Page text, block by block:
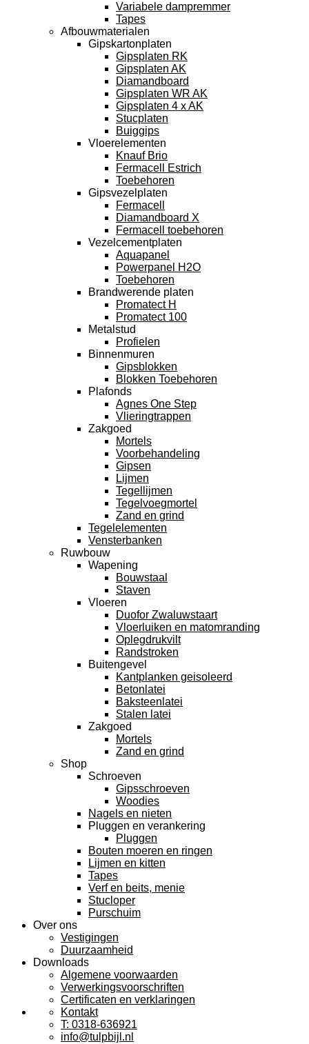
Variabele dampremmer
Tapes
Afbouwmaterialen
Gipskartonplaten
Gipsplaten RK
Gipsplaten AK
Diamandboard
Gipsplaten WR AK
Gipsplaten 4 x AK
Stucplaten
Buiggips
Vloerelementen
Knauf Brio
Fermacell Estrich
Toebehoren
Gipsvezelplaten
Fermacell
Diamandboard X
Fermacell toebehoren
Vezelcementplaten
Aquapanel
Powerpanel H2O
Toebehoren
Brandwerende platen
Promatect H
Promatect 100
Metalstud
Profielen
Binnenmuren
Gipsblokken
Blokken Toebehoren
Plafonds
Agnes One Step
Vlieringtrappen
Zakgoed
Mortels
Voorbehandeling
Gipsen
Lijmen
Tegellijmen
Tegelvoegmortel
Zand en grind
Tegelelementen
Vensterbanken
Ruwbouw
Wapening
Bouwstaal
Staven
Vloeren
Duofor Zwaluwstaart
Vloerluiken en matomranding
Oplegdrukvilt
Randstroken
Buitengevel
Kantplanken geisoleerd
Betonlatei
Baksteenlatei
Stalen latei
Zakgoed
Mortels
Zand en grind
Shop
Schroeven
Gipsschroeven
Woodies
Nagels en nieten
Pluggen en verankering
Pluggen
Bouten moeren en ringen
Lijmen en kitten
Tapes
Verf en beits, menie
Stucloper
Purschuim
Over ons
Vestigingen
Duurzaamheid
Downloads
Algemene voorwaarden
Verwerkingsvoorschriften
Certificaten en verklaringen
Kontakt
T: 0318-636921
info@tulpbijl.nl